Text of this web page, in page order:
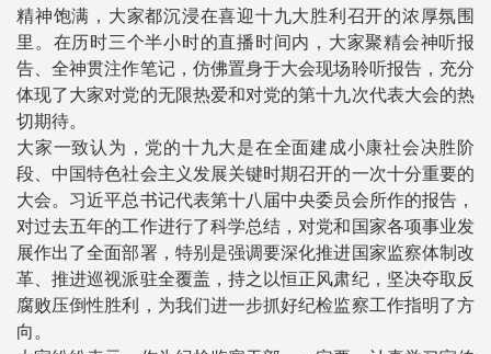
精神饱满，大家都沉浸在喜迎十九大胜利召开的浓厚氛围
里。在历时三个半小时的直播时间内，大家聚精会神听报
告、全神贯注作笔记，仿佛置身于大会现场聆听报告，充分
体现了大家对党的无限热爱和对党的第十九次代表大会的热
切期待。
大家一致认为，党的十九大是在全面建成小康社会决胜阶
段、中国特色社会主义发展关键时期召开的一次十分重要的
大会。习近平总书记代表第十八届中央委员会所作的报告，
对过去五年的工作进行了科学总结，对党和国家各项事业发
展作出了全面部署，特别是强调要深化推进国家监察体制改
革、推进巡视派驻全覆盖，持之以恒正风肃纪，坚决夺取反
腐败压倒性胜利，为我们进一步抓好纪检监察工作指明了方
向。